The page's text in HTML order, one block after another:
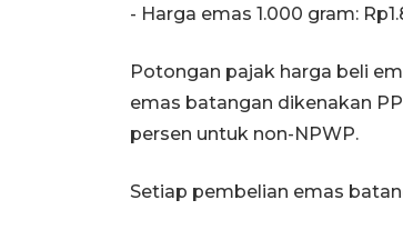
‎‎- Harga emas 1.000 gram:
‎Potongan pajak harga beli
emas batangan dikenakan
persen untuk non-NPWP.
‎Setiap pembelian emas